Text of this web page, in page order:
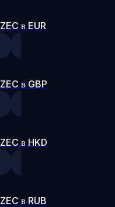
ZEC в EUR
ZEC в GBP
ZEC в HKD
ZEC в RUB